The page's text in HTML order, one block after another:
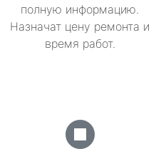
полную информацию.
Назначат цену ремонта и
время работ.